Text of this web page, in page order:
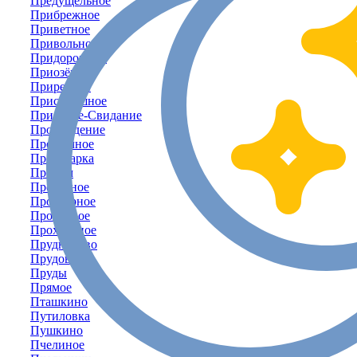
Прибрежное
Приветное
Привольное
Придорожное
Приозёрное
Приречное
Присивашное
Приятное-Свидание
Пробуждение
Прозрачное
Пролетарка
Пролом
Пролётное
Просторное
Проточное
Прохладное
Прудниково
Прудовое
Пруды
Прямое
Пташкино
Путиловка
Пушкино
Пчелиное